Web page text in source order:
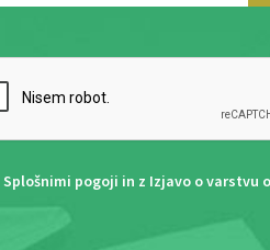
Splošnimi pogoji in z Izjavo o varstvu